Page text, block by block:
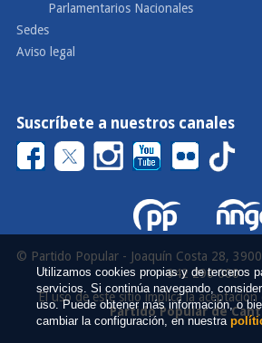
Parlamentarios Nacionales
Sedes
Aviso legal
Suscríbete a nuestros canales
© Partido Popular - Joaquín Costa 28,
942 290 000
El uso de este sitio implica la
Partido Popular de
Utilizamos cookies propias y de terceros
servicios. Si continúa navegando,
uso. Puede obtener más información, o
cambiar la configuración, en nuestra